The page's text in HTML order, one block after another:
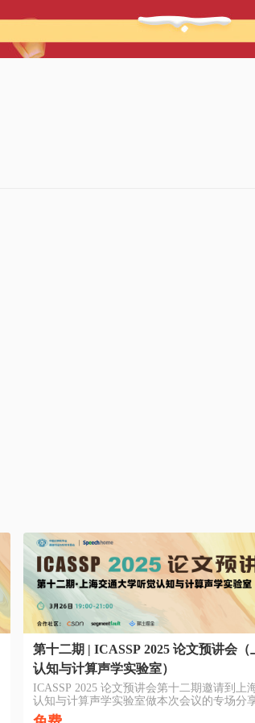
第十二期 | ICASSP 2025 论文预讲会（
认知与计算声学实验室）
ICASSP 2025 论文预讲会第十二期邀请到上
认知与计算声学实验室做本次会议的专场分
看。